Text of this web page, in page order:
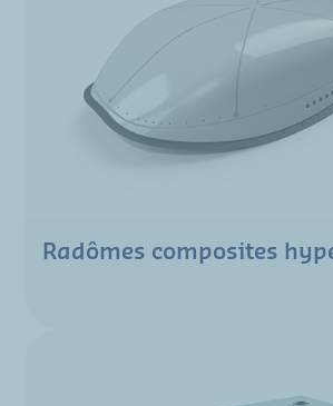
Radômes composites